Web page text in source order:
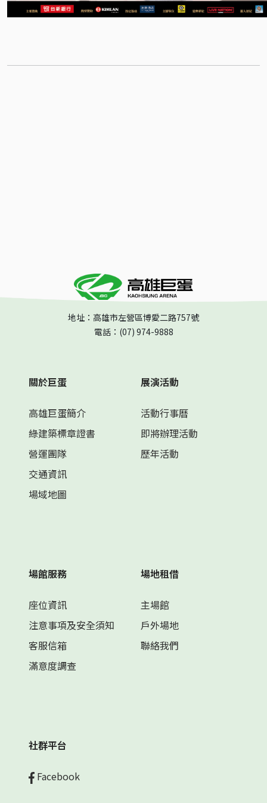
地址：高雄市左營區博愛二路757號
電話：(07) 974-9888
關於巨蛋
高雄巨蛋簡介
綠建築標章證書
營運團隊
交通資訊
場域地圖
展演活動
活動行事曆
即將辦理活動
歷年活動
場館服務
座位資訊
注意事項及安全須知
客服信箱
滿意度調查
場地租借
主場館
戶外場地
聯絡我們
社群平台
Facebook